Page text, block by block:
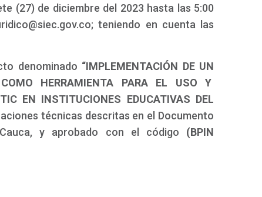
(27) de diciembre del 2023 hasta las 5:00
teniendo en cuenta las
denominado “IMPLEMENTACIÓN DE UN
HERRAMIENTA PARA EL USO Y
EN INSTITUCIONES EDUCATIVAS DEL
técnicas descritas en el Documento
y aprobado con el código (BPIN